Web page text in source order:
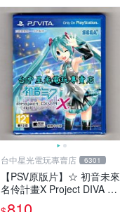
台中星光電玩專賣店 6301
【PSV原版片】☆ 初音未來
名伶計畫X Project DIVA ☆
中文版全新品【台中星光電